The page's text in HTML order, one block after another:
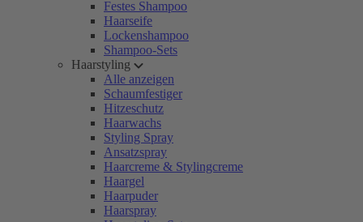
Festes Shampoo
Haarseife
Lockenshampoo
Shampoo-Sets
Haarstyling
Alle anzeigen
Schaumfestiger
Hitzeschutz
Haarwachs
Styling Spray
Ansatzspray
Haarcreme & Stylingcreme
Haargel
Haarpuder
Haarspray